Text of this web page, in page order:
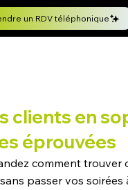
un RDV téléphonique
clients en
éprouvées
comment trouver
passer vos soirées